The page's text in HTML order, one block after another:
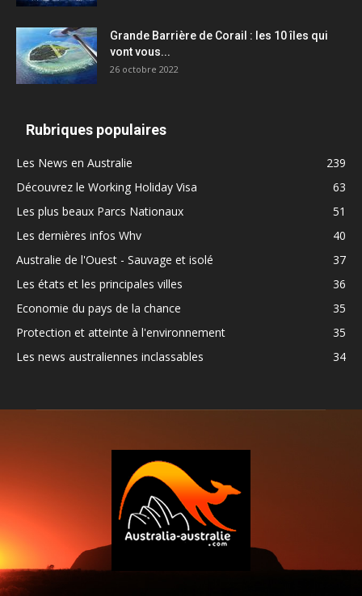
Grande Barrière de Corail : les 10 îles qui
vont vous...
26 octobre 2022
Rubriques populaires
Les News en Australie
239
Découvrez le Working Holiday Visa
63
Les plus beaux Parcs Nationaux
51
Les dernières infos Whv
40
Australie de l'Ouest - Sauvage et isolé
37
Les états et les principales villes
36
Economie du pays de la chance
35
Protection et atteinte à l'environnement
35
Les news australiennes inclassables
34